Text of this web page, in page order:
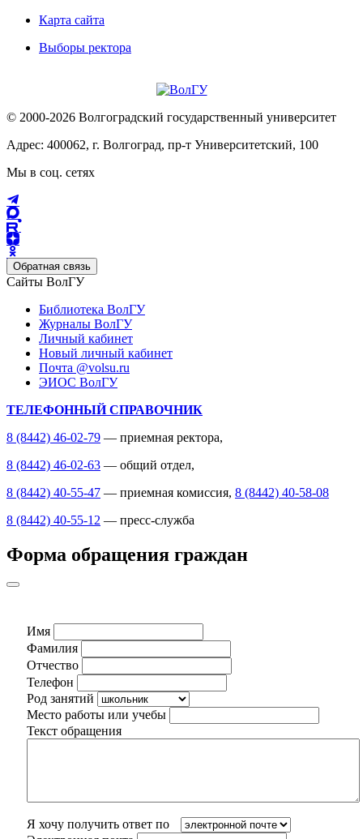
Карта сайта
Выборы ректора
© 2000-2026 Волгоградский государственный университет
Адрес: 400062, г. Волгоград, пр-т Университетский, 100
Мы в соц. сетях
Обратная связь
Сайты ВолГУ
Библиотека ВолГУ
Журналы ВолГУ
Личный кабинет
Новый личный кабинет
Почта @volsu.ru
ЭИОС ВолГУ
ТЕЛЕФОННЫЙ СПРАВОЧНИК
8 (8442) 46-02-79 — приемная ректора,
8 (8442) 46-02-63 — общий отдел,
8 (8442) 40-55-47 — приемная комиссия, 8 (8442) 40-58-08
8 (8442) 40-55-12 — пресс-служба
Форма обращения граждан
Имя
Фамилия
Отчество
Телефон
Род занятий
Место работы или учебы
Текст обращения
Я хочу получить ответ по